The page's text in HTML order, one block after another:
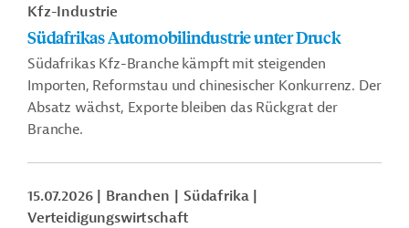
Kfz-Industrie
Südafrikas Automobilindustrie unter Druck
Südafrikas Kfz-Branche kämpft mit steigenden
Importen, Reformstau und chinesischer Konkurrenz. Der
Absatz wächst, Exporte bleiben das Rückgrat der
Branche.
15.07.2026 Branchen
Südafrika
Verteidigungswirtschaft